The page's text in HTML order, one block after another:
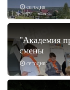
сегодня
сегодня
"Академия
смены